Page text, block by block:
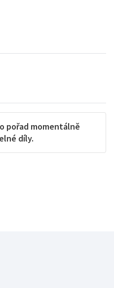
pořad momentálně
díly.